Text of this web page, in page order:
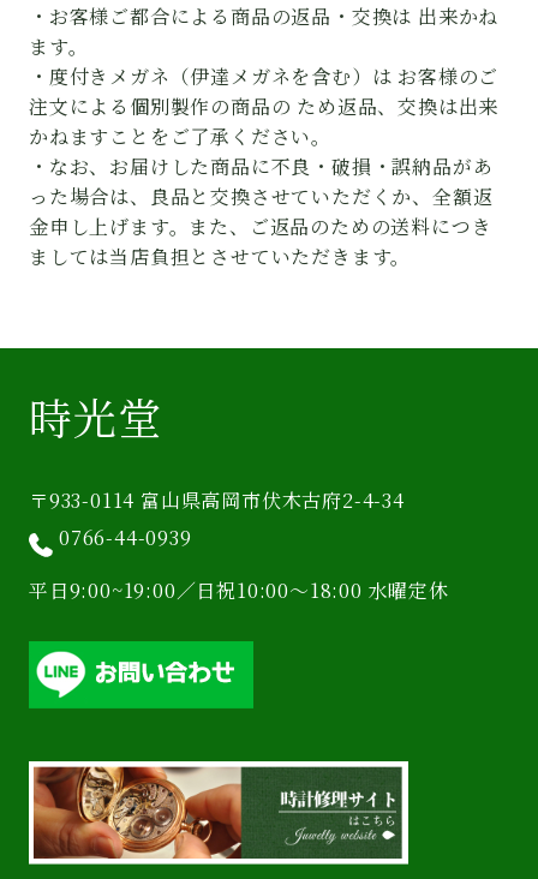
・お客様ご都合による商品の返品・交換は 出来かね
ます。
・度付きメガネ（伊達メガネを含む）は お客様のご
注文による個別製作の商品の ため返品、交換は出来
かねますことをご了承ください。
・なお、お届けした商品に不良・破損・誤納品があ
った場合は、良品と交換させていただくか、全額返
金申し上げます。また、ご返品のための送料につき
ましては当店負担とさせていただきます。
時光堂
〒933-0114 富山県高岡市伏木古府2-4-34
0766-44-0939
平日9:00~19:00／日祝10:00〜18:00 水曜定休